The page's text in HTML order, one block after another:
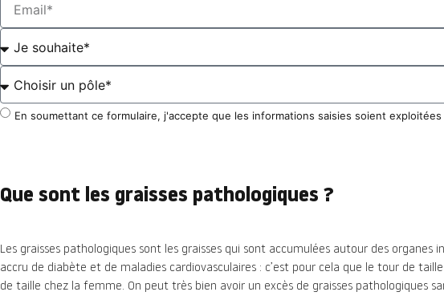
En soumettant ce formulaire, j'accepte que les informations saisies soient
Que sont les graisses pathologiques ?
Les graisses pathologiques sont les graisses qui sont accumulées autour des organes
accru de diabète et de maladies cardiovasculaires : c’est pour cela que le tour de
de taille chez la femme. On peut très bien avoir un excès de graisses pathologiques